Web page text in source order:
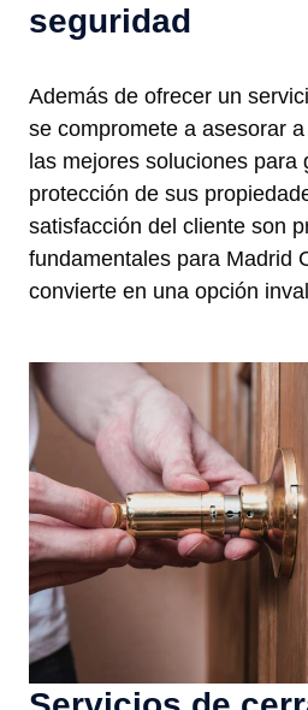
seguridad
Además de ofrecer un
se compromete a asesorar
las mejores soluciones para
protección de sus
satisfacción del cliente son
fundamentales para Madrid
convierte en una opción